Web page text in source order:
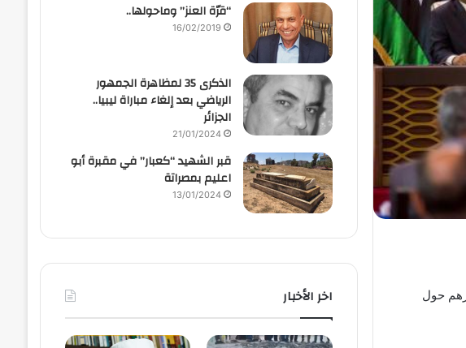
حول
“قرّة العنز” وماحولها..
16/02/2019
الذكرى 35 لمظاهرة الجمهور
الرياضي بعد إلغاء مباراة ليبيا..
الجزائر
21/01/2024
قبر الشهيد “كعبار” في مقبرة أبو
اعليم بمصراتة
13/01/2024
اخر الأخبار